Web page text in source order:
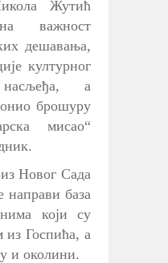
Жутић
важност
дешавања,
културног
а
брошуру
мисао“
Новог Сада
направи база
који су
из Госпића, а
и околини.